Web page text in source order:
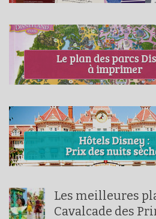
Les meilleures
Cavalcade des